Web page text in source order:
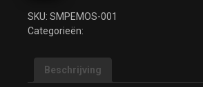
aantal
SKU: SMPEMOS-001
Categorieën:
Beschrijving